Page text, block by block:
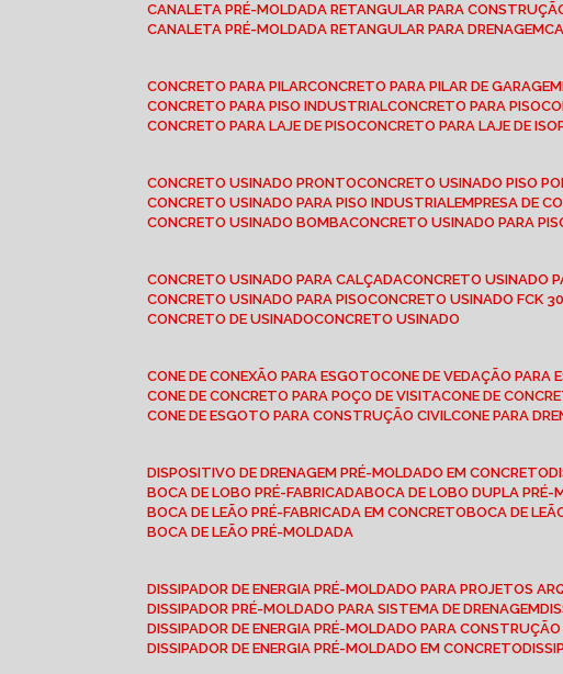
CANALETA PRÉ-MOLDADA RETANGULAR PARA
CANALETA PRÉ-MOLDADA RETANGULAR PARA DRENAGEM
CONCRETO PARA PILAR CONCRETO PARA PILAR DE GARAGEM
CONCRETO PARA PISO INDUSTRIAL CONCRETO PARA PISO
CONCRETO PARA LAJE DE PISO CONCRETO PARA LAJE DE
CONCRETO USINADO PRONTO CONCRETO USINADO PISO
CONCRETO USINADO PARA PISO INDUSTRIAL EMPRESA DE
CONCRETO USINADO BOMBA CONCRETO USINADO PARA
CONCRETO USINADO PARA CALÇADA CONCRETO USINADO
CONCRETO USINADO PARA PISO CONCRETO USINADO FCK
CONCRETO DE USINADO CONCRETO USINADO
CONE DE CONEXÃO PARA ESGOTO CONE DE VEDAÇÃO PARA
CONE DE CONCRETO PARA POÇO DE VISITA CONE DE
CONE DE ESGOTO PARA CONSTRUÇÃO CIVIL CONE PARA
DISPOSITIVO DE DRENAGEM PRÉ-MOLDADO EM CONCRETO
BOCA DE LOBO PRÉ-FABRICADA BOCA DE LOBO DUPLA PRÉ-
BOCA DE LEÃO PRÉ-FABRICADA EM CONCRETO BOCA DE
BOCA DE LEÃO PRÉ-MOLDADA
DISSIPADOR DE ENERGIA PRÉ-MOLDADO PARA PROJETOS
DISSIPADOR PRÉ-MOLDADO PARA SISTEMA DE DRENAGEM
DISSIPADOR DE ENERGIA PRÉ-MOLDADO PARA
DISSIPADOR DE ENERGIA PRÉ-MOLDADO EM CONCRETO